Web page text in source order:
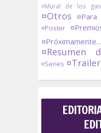
¤Mural de los
¤Otros ¤Para
¤Poster
¤Próximamente...
¤Resumen
¤Series